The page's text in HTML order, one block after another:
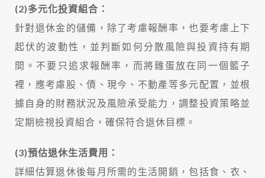
(2)多元化投資組合：
針對退休金的儲備，除了考慮報酬率，也要考慮上下
起伏的波動性，並判斷如何分散風險與投資持有期
間。不要只追求報酬率，而將雞蛋放在同一個籃子
裡，應考慮股、債、現今、不動產等多元配置，並根
據自身的財務狀況及風險承受能力，調整投資策略並
定期檢視投資組合，確保符合退休目標。
(3)預估退休生活費用：
詳細估算退休後每月所需的生活開銷，包括食、衣、